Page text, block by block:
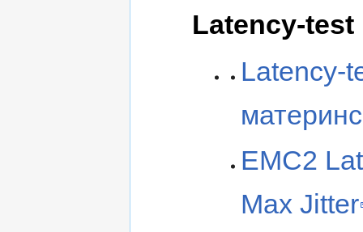
Latency-test
Latency-
EMC2
Max Jitter